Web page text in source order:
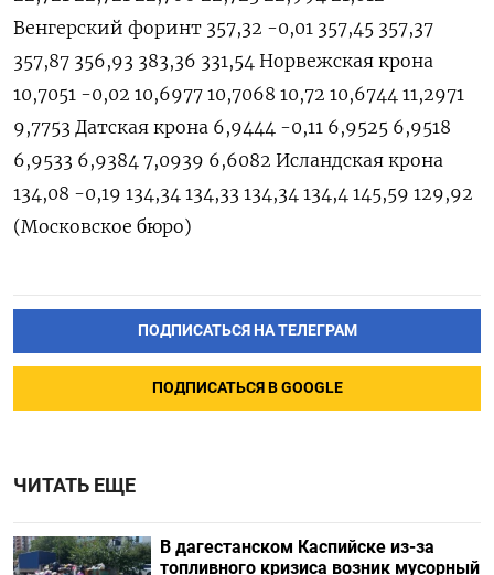
Венгерский форинт 357,32 -0,01 357,45 357,37
357,87 356,93 383,36 331,54 Норвежская крона
10,7051 -0,02 10,6977 10,7068 10,72 10,6744 11,2971
9,7753 Датская крона 6,9444 -0,11 6,9525 6,9518
6,9533 6,9384 7,0939 6,6082 Исландская крона
134,08 -0,19 134,34 134,33 134,34 134,4 145,59 129,92
(Московское бюро)
ПОДПИСАТЬСЯ НА ТЕЛЕГРАМ
ПОДПИСАТЬСЯ В GOOGLE
ЧИТАТЬ ЕЩЕ
В дагестанском Каспийске из-за
топливного кризиса возник мусорный